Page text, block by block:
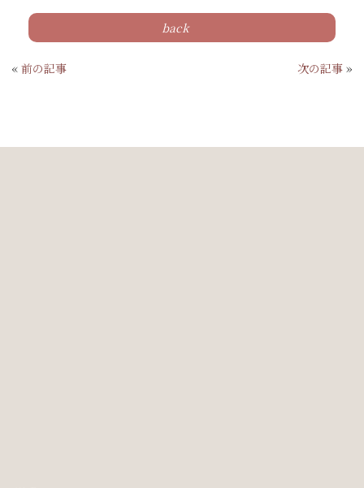
back
« 前の記事 次の記事 »